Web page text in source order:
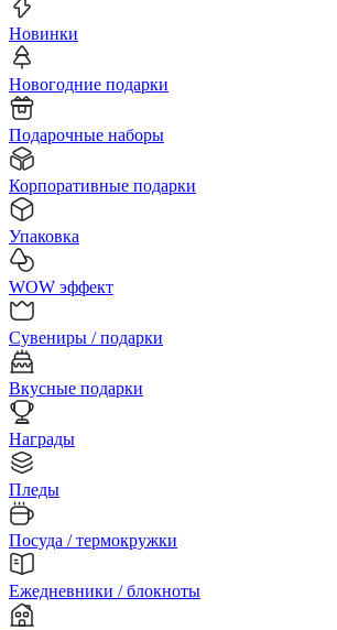
Новинки
Новогодние подарки
Подарочные наборы
Корпоративные подарки
Упаковка
WOW эффект
Сувениры / подарки
Вкусные подарки
Награды
Пледы
Посуда / термокружки
Ежедневники / блокноты